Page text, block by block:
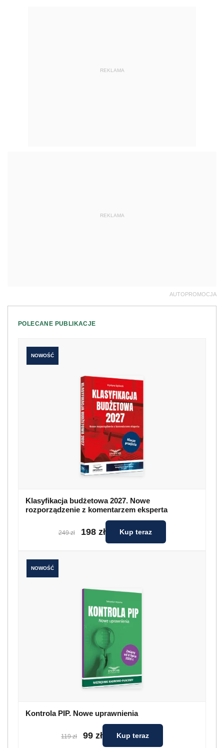
REKLAMA
REKLAMA
AUTOPROMOCJA
POLECANE PUBLIKACJE
NOWOŚĆ
Klasyfikacja budżetowa 2027. Nowe
rozporządzenie z komentarzem eksperta
249 zł 198 zł Kup teraz
NOWOŚĆ
Kontrola PIP. Nowe uprawnienia
119 zł 99 zł Kup teraz